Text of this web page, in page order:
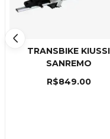
TRANSBIKE KIUSSI
SANREMO
R$849.00